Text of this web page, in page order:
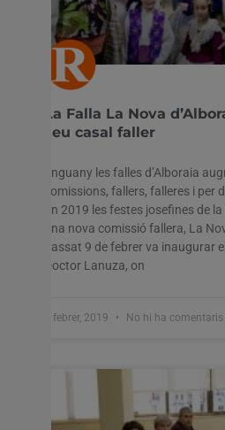
La Falla La Nova
seu casal faller
Enguany les falles d’Alboraia
comissions, fallers, falleres i per
En 2019 les festes josefines de
una nova comissió fallera, La
passat 9 de febrer va inaugurar
Doctor Lanuza, on
4 febrer, 2019 No hi ha comentaris